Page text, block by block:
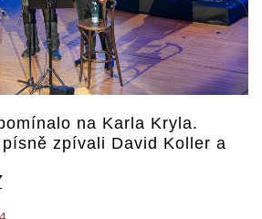
na Karla Kryla.
zpívali David Koller a